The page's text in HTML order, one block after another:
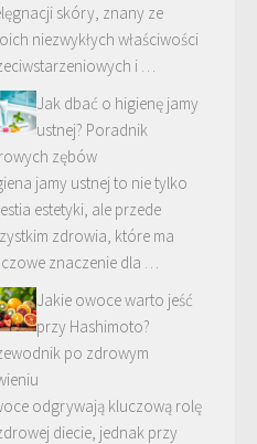
skóry, znany ze
niezwykłych właściwości
i …
Jak dbać o higienę jamy
ustnej? Poradnik
zębów
jamy ustnej to nie tylko
estetyki, ale przede
zdrowia, które ma
znaczenie dla …
Jakie owoce warto jeść
przy Hashimoto?
po zdrowym
odgrywają kluczową rolę
diecie, jednak przy